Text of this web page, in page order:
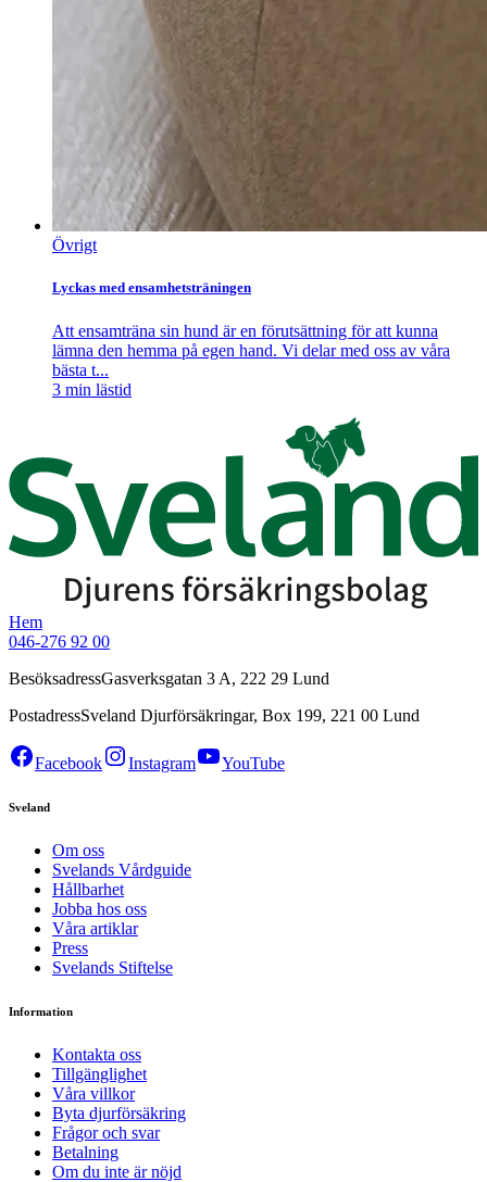
Övrigt
Lyckas med ensamhetsträningen
Att ensamträna sin hund är en förutsättning för att kunna
lämna den hemma på egen hand. Vi delar med oss av våra
bästa t...
3 min lästid
Hem
046-276 92 00
BesöksadressGasverksgatan 3 A, 222 29 Lund
PostadressSveland Djurförsäkringar, Box 199, 221 00 Lund
Facebook Instagram YouTube
Sveland
Om oss
Svelands Vårdguide
Hållbarhet
Jobba hos oss
Våra artiklar
Press
Svelands Stiftelse
Information
Kontakta oss
Tillgänglighet
Våra villkor
Byta djurförsäkring
Frågor och svar
Betalning
Om du inte är nöjd